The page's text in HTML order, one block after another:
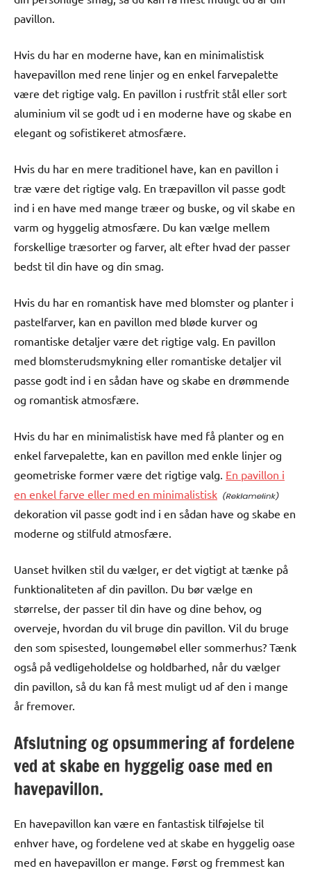
pavillon.
Hvis du har en moderne have, kan en minimalistisk
havepavillon med rene linjer og en enkel farvepalette
være det rigtige valg. En pavillon i rustfrit stål eller sort
aluminium vil se godt ud i en moderne have og skabe en
elegant og sofistikeret atmosfære.
Hvis du har en mere traditionel have, kan en pavillon i
træ være det rigtige valg. En træpavillon vil passe godt
ind i en have med mange træer og buske, og vil skabe en
varm og hyggelig atmosfære. Du kan vælge mellem
forskellige træsorter og farver, alt efter hvad der passer
bedst til din have og din smag.
Hvis du har en romantisk have med blomster og planter i
pastelfarver, kan en pavillon med bløde kurver og
romantiske detaljer være det rigtige valg. En pavillon
med blomsterudsmykning eller romantiske detaljer vil
passe godt ind i en sådan have og skabe en drømmende
og romantisk atmosfære.
Hvis du har en minimalistisk have med få planter og en
enkel farvepalette, kan en pavillon med enkle linjer og
geometriske former være det rigtige valg. En pavillon i
en enkel farve eller med en minimalistisk
dekoration vil passe godt ind i en sådan have og skabe en
moderne og stilfuld atmosfære.
Uanset hvilken stil du vælger, er det vigtigt at tænke på
funktionaliteten af din pavillon. Du bør vælge en
størrelse, der passer til din have og dine behov, og
overveje, hvordan du vil bruge din pavillon. Vil du bruge
den som spisested, loungemøbel eller sommerhus? Tænk
også på vedligeholdelse og holdbarhed, når du vælger
din pavillon, så du kan få mest muligt ud af den i mange
år fremover.
Afslutning og opsummering af fordelene
ved at skabe en hyggelig oase med en
havepavillon.
En havepavillon kan være en fantastisk tilføjelse til
enhver have, og fordelene ved at skabe en hyggelig oase
med en havepavillon er mange. Først og fremmest kan